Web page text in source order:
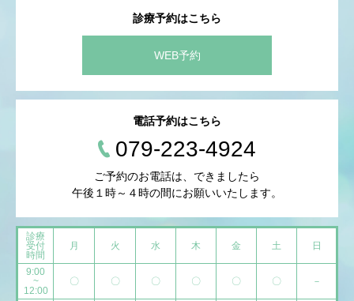
診療予約はこちら
WEB予約
電話予約はこちら
079-223-4924
ご予約のお電話は、できましたら
午後１時～４時の間にお願いいたします。
診療
受付
時間
月 火 水 木 金 土 日
9:00
~
12:00
〇 〇 〇 〇 〇 〇 －